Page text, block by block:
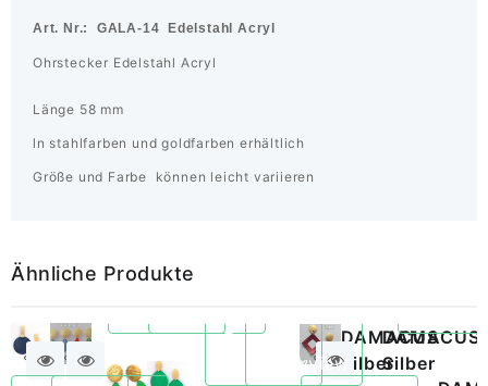
Art. Nr.: GALA-14 Edelstahl Acryl
Ohrstecker Edelstahl Acryl
Länge 58 mm
ln stahlfarben und goldfarben erhältlich
Größe und Farbe können leicht variieren
Ähnliche Produkte
–
204XS
Quickview
DAMACUS
Silber
Quickview
DAMACUS
Silber